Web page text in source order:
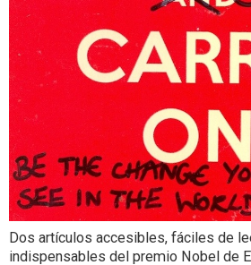
Dos artículos accesibles, fáciles de
indispensables del premio Nobel de